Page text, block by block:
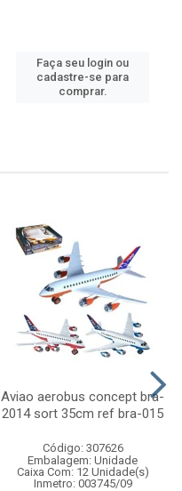
Faça seu login ou
cadastre-se para
comprar.
Aviao aerobus concept bra-
2014 sort 35cm ref bra-015
Código: 307626
Embalagem: Unidade
Caixa Com: 12 Unidade(s)
Inmetro: 003745/09